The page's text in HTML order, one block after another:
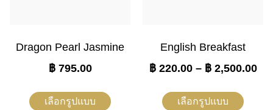
Dragon Pearl Jasmine
฿795.00
เลือกรูปแบบ
English Breakfast
฿220.00 – ฿2,500.00
เลือกรูปแบบ